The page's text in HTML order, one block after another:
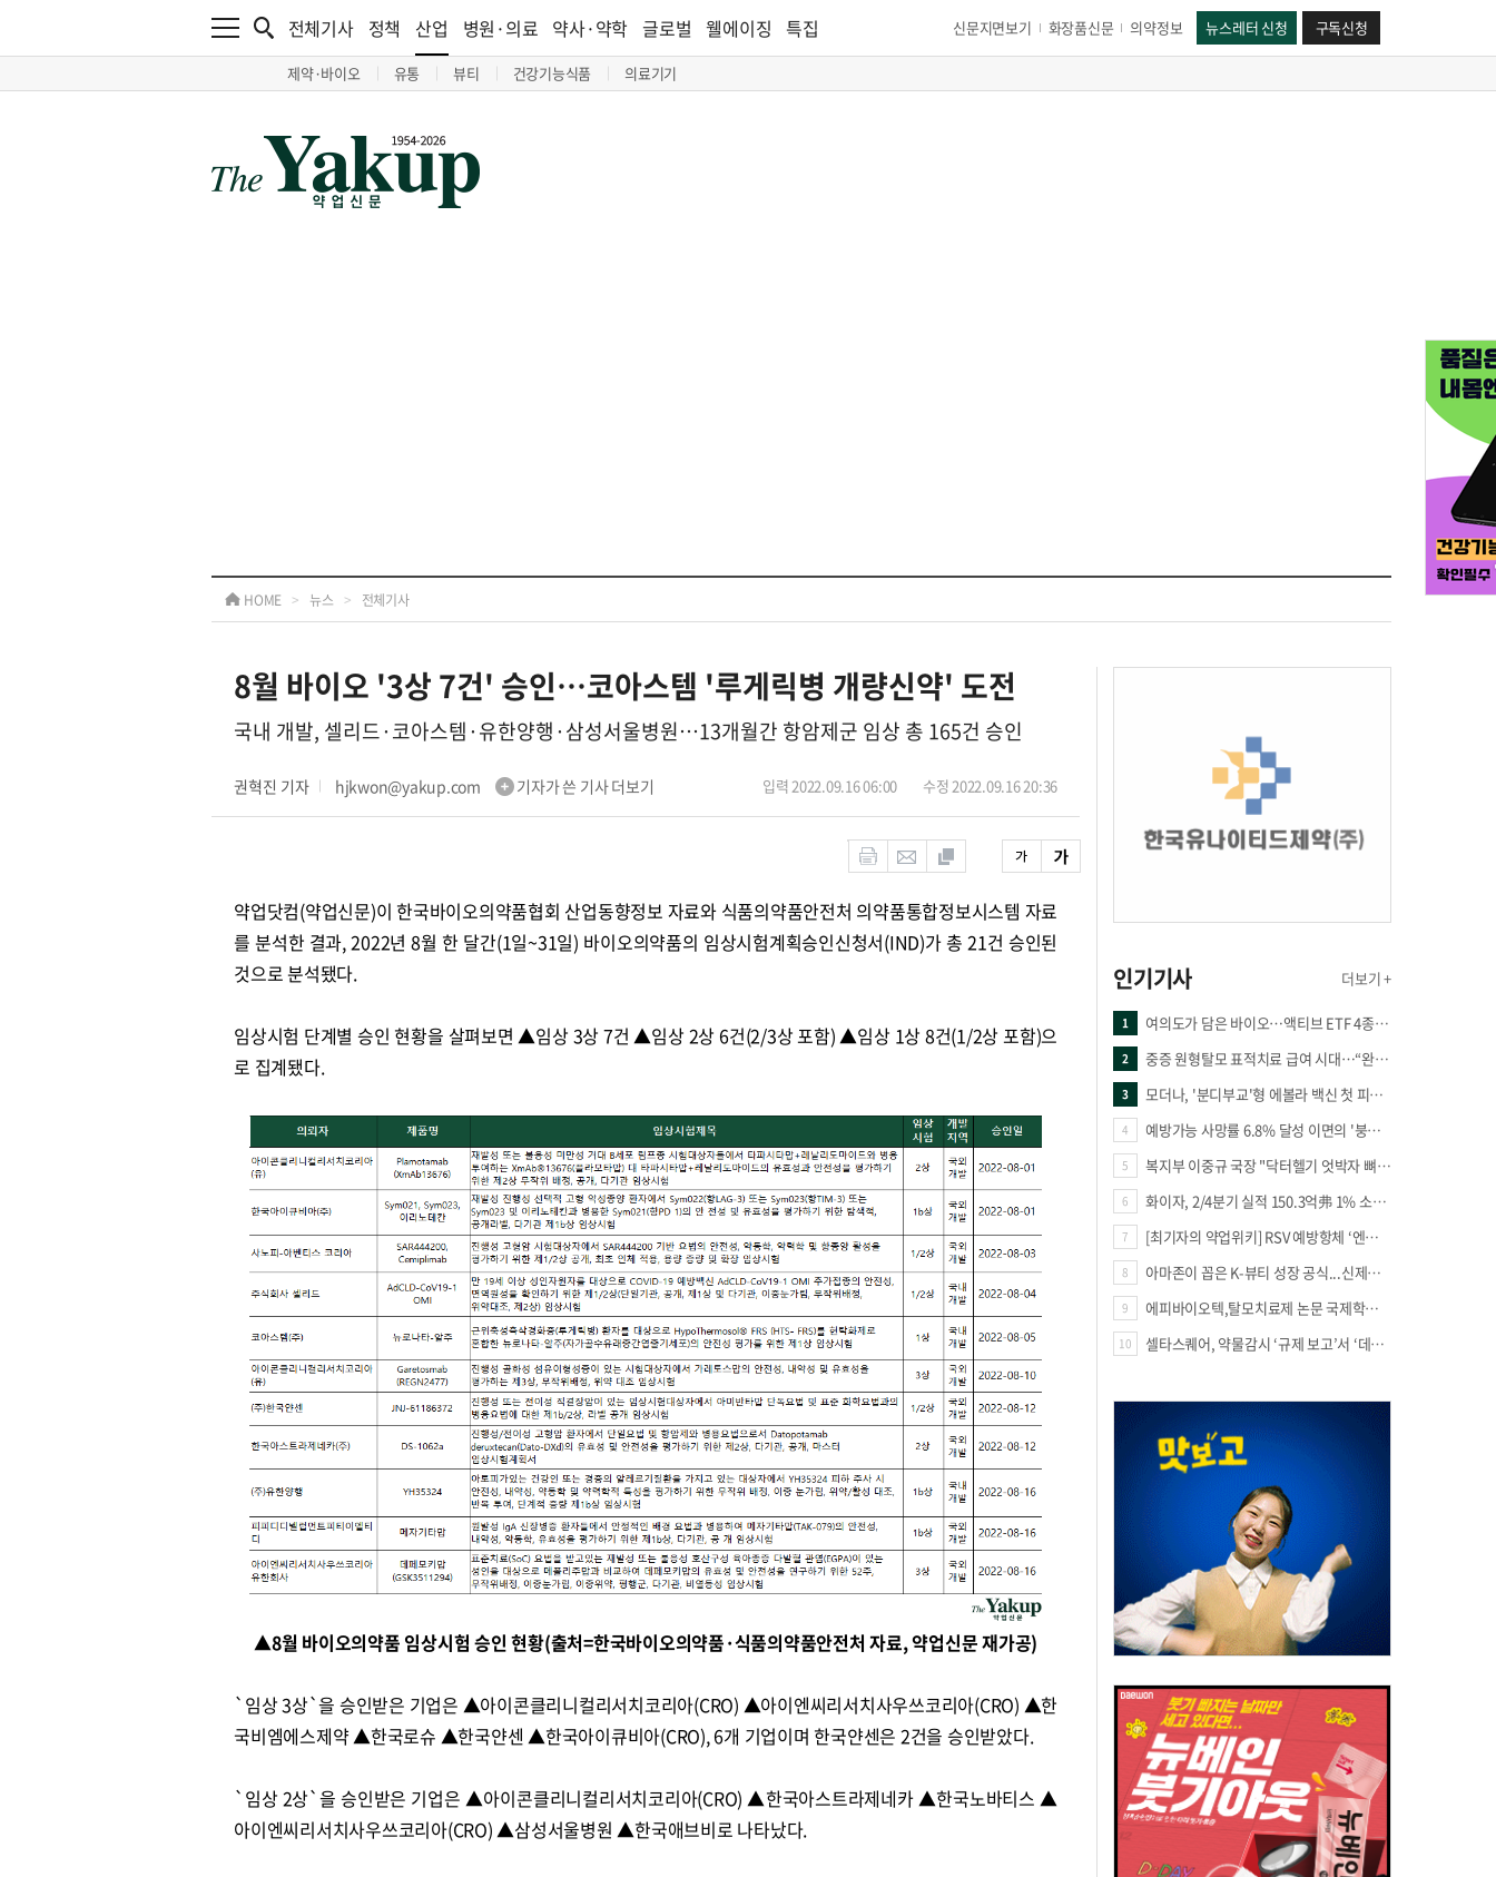
전체기사 정책 산업
제약·바이오 유통 뷰티 건강기능식품 의료기기
병원·의료 약사·약학 글로벌 웰에이징 특집 신문지면보기 화장품신문 의약정보 뉴스레터 신청 구독신청
HOME > 뉴스 > 전체기사
8월 바이오 '3상 7건' 승인…코아스템 '루게릭병 개량신약' 도전
국내 개발, 셀리드·코아스템·유한양행·삼성서울병원…13개월간 항암제군 임상 총 165건 승인
권혁진 기자 hjkwon@yakup.com 기자가 쓴 기사 더보기 입력 2022.09.16 06:00 수정 2022.09.16 20:36
약업닷컴(약업신문)이 한국바이오의약품협회 산업동향정보 자료와 식품의약품안전처 의약품통합정보시스템 자료
를 분석한 결과, 2022년 8월 한 달간(1일~31일) 바이오의약품의 임상시험계획승인신청서(IND)가 총 21건 승인된
것으로 분석됐다.
임상시험 단계별 승인 현황을 살펴보면 ▲임상 3상 7건 ▲임상 2상 6건(2/3상 포함) ▲임상 1상 8건(1/2상 포함)으
로 집계됐다.
▲8월 바이오의약품 임상시험 승인 현황(출처=한국바이오의약품·식품의약품안전처 자료, 약업신문 재가공)
`임상 3상`을 승인받은 기업은 ▲아이콘클리니컬리서치코리아(CRO) ▲아이엔씨리서치사우쓰코리아(CRO) ▲한
국비엠에스제약 ▲한국로슈 ▲한국얀센 ▲한국아이큐비아(CRO), 6개 기업이며 한국얀센은 2건을 승인받았다.
`임상 2상`을 승인받은 기업은 ▲아이콘클리니컬리서치코리아(CRO) ▲한국아스트라제네카 ▲한국노바티스 ▲
아이엔씨리서치사우쓰코리아(CRO) ▲삼성서울병원 ▲한국애브비로 나타났다.
인기기사 더보기 +
1 여의도가 담은 바이오…액티브 ETF 4종의 선택은
2 중증 원형탈모 표적치료 급여 시대…“완결 아닌 출발점”
3 모더나, '분디부교'형 에볼라 백신 첫 피험자 접종
4 예방가능 사망률 6.8% 달성 이면의 '붕괴 위기'… 중증외상체계 혁신 시급
5 복지부 이중규 국장 "닥터헬기 엇박자 뼈아파… 외상체계 전면 재정립"
6 화이자, 2/4분기 실적 150.3억弗 1% 소폭향상
7 [최기자의 약업위키] RSV 예방항체 ‘엔플론시아’
8 아마존이 꼽은 K-뷰티 성장 공식...신제품·시장·품목 확장
9 에피바이오텍,탈모치료제 논문 국제학술지 '테라노스틱스' 표지 선정
10 셀타스퀘어, 약물감시 ‘규제 보고’서 ‘데이터 의사결정’으로 "PVX 전환 요구 커진다"